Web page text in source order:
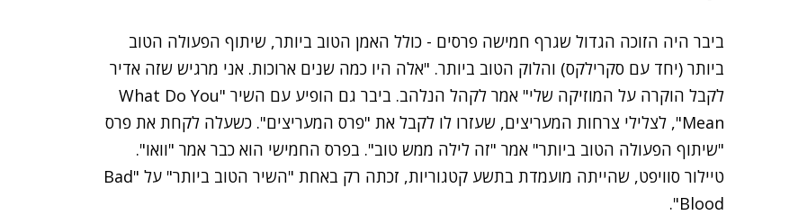
ביבר היה הזוכה הגדול שגרף חמישה פרסים - כולל האמן הטוב ביותר, שיתוף הפעולה הטוב
ביותר (יחד עם סקרילקס) והלוק הטוב ביותר. "אלה היו כמה שנים ארוכות. אני מרגיש שזה אדיר
לקבל הוקרה על המוזיקה שלי" אמר לקהל הנלהב. ביבר גם הופיע עם השיר "What Do You
Mean", לצלילי צרחות המעריצים, שעזרו לו לקבל את "פרס המעריצים". כשעלה לקחת את פרס
"שיתוף הפעולה הטוב ביותר" אמר "זה לילה ממש טוב". בפרס החמישי הוא כבר אמר "וואו".
טיילור סוויפט, שהייתה מועמדת בתשע קטגוריות, זכתה רק באחת "השיר הטוב ביותר" על "Bad
Blood".